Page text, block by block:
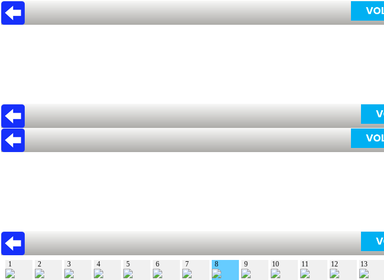
1 2 3 4 5 6 7 8 9 10 11 12 13